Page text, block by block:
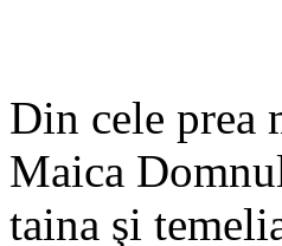
Din cele prea
Maica
taina şi